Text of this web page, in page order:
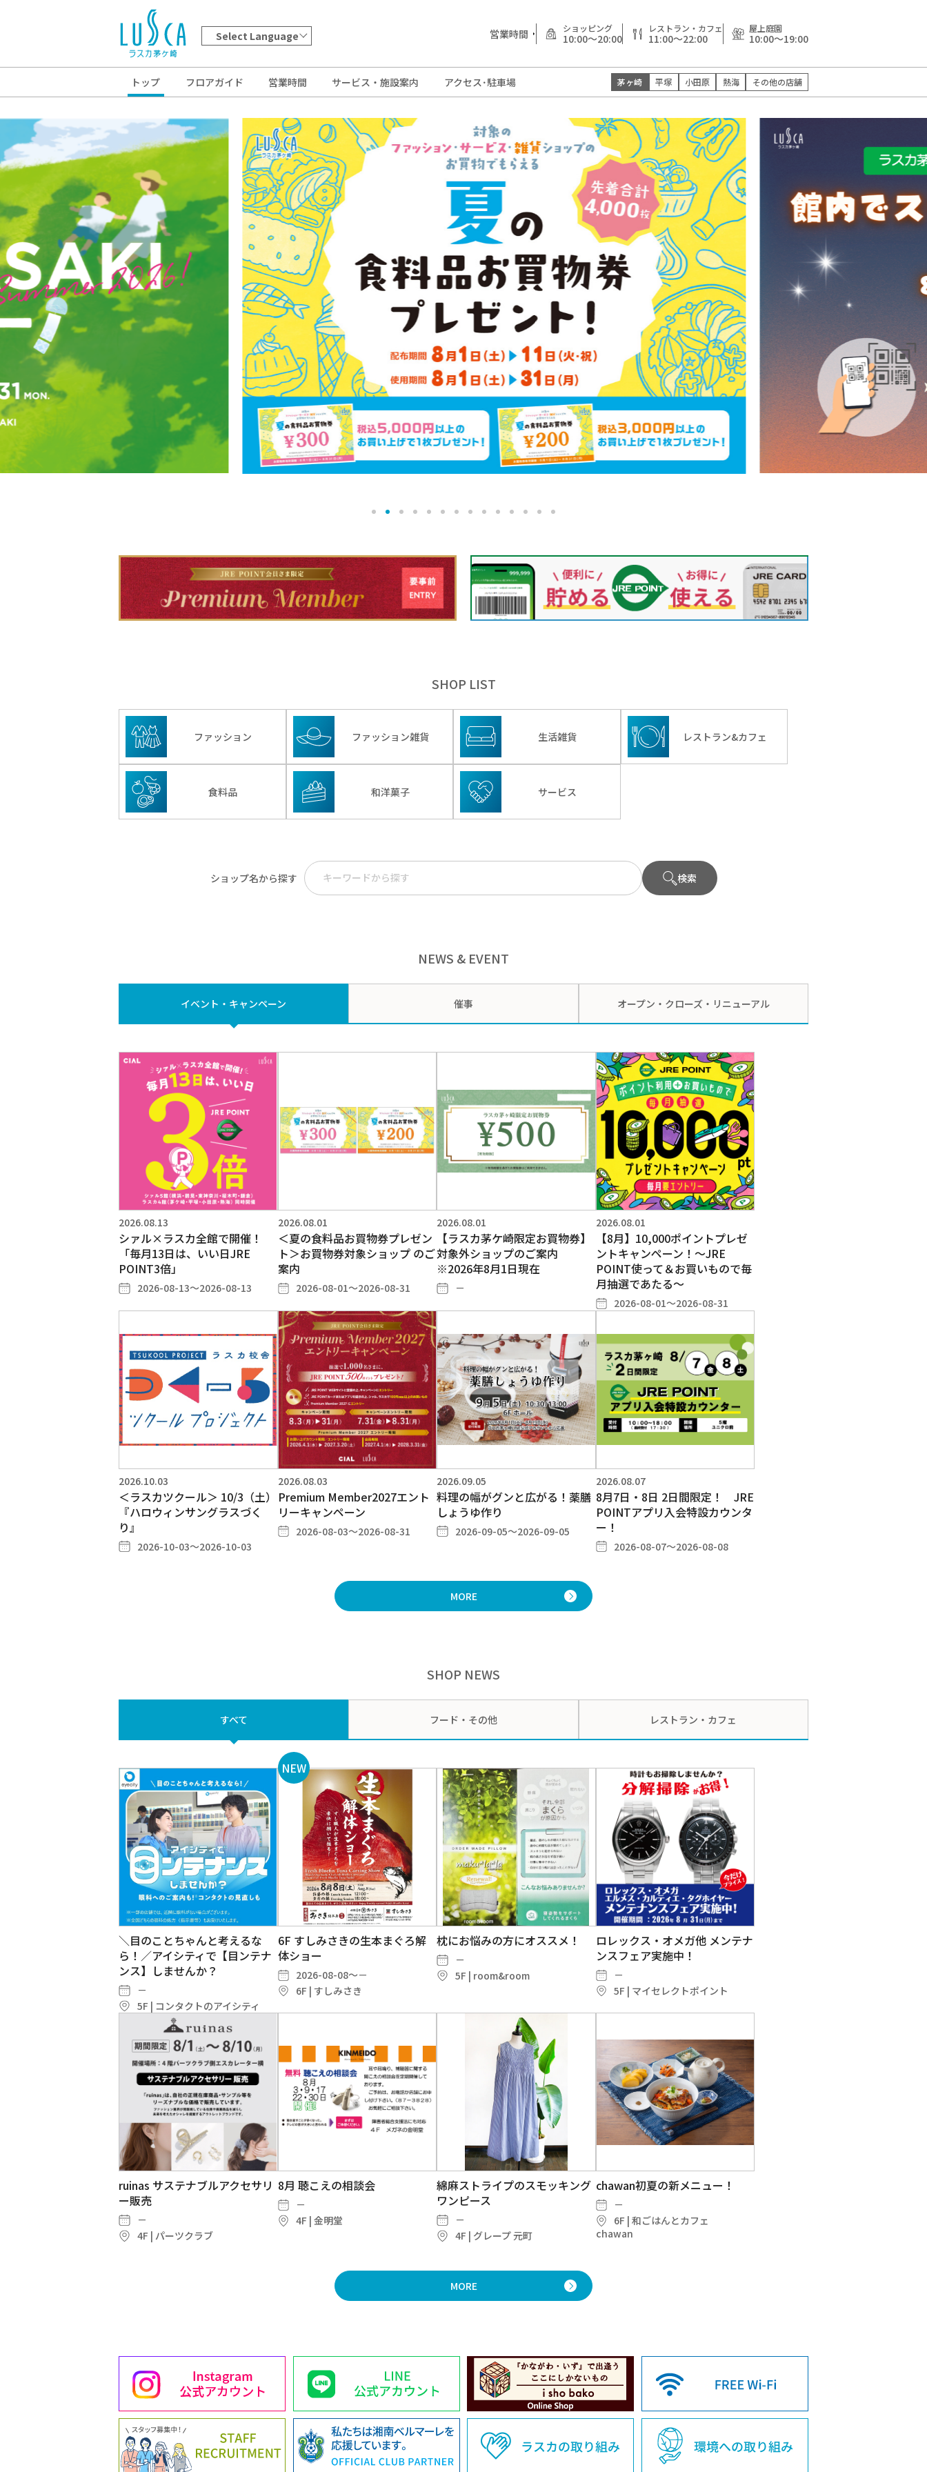
営業時間 ショッピング
10:00～20:00
レストラン・カフェ
11:00～22:00
屋上庭園
10:00～19:00
トップ フロアガイド 営業時間 サービス・施設案内 アクセス･駐車場 茅ヶ崎 平塚 小田原 熱海 その他の店舗
Select Language
SHOP LIST
ファッション ファッション雑貨 生活雑貨 レストラン&カフェ
食料品 和洋菓子 サービス
ショップ名から探す 検索
NEWS & EVENT
イベント・ キャンペーン 催事 オープン・クローズ・ リニューアル
2026.08.13
シァル×ラスカ全館で開催！
「毎月13日は、いい日JRE
POINT3倍」
2026-08-13～2026-08-13
2026.08.01
＜夏の食料品お買物券プレゼン
ト＞お買物券対象ショップ のご
案内
2026-08-01～2026-08-31
2026.08.01
【ラスカ茅ケ崎限定お買物券】
対象外ショップのご案内
※2026年8月1日現在
－
2026.08.01
【8月】10,000ポイントプレゼ
ントキャンペーン！～JRE
POINT使って＆お買いもので毎
月抽選であたる～
2026-08-01～2026-08-31
2026.10.03
＜ラスカツクール＞ 10/3（土）
『ハロウィンサングラスづく
り』
2026-10-03～2026-10-03
2026.08.03
Premium Member2027エント
リーキャンペーン
2026-08-03～2026-08-31
2026.09.05
料理の幅がグンと広がる！薬膳
しょうゆ作り
2026-09-05～2026-09-05
2026.08.07
8月7日・8日 2日間限定！ JRE
POINTアプリ入会特設カウンタ
ー！
2026-08-07～2026-08-08
【ウィークリースイーツ】出店 ＜期間限定SHOP＞『うみちか
テーブル』OPEN！
2026-08-05～2026-08-11
MORE
SHOP NEWS
すべて フード・その他 レストラン・カフェ
＼目のことちゃんと考えるな
ら！／アイシティで【目ンテナ
ンス】しませんか？
－
5F | コンタクトのアイシティ
6F すしみさきの生本まぐろ解
体ショー
2026-08-08～－
6F | すしみさき
枕にお悩みの方にオススメ！
－
5F | room&room
ロレックス・オメガ他 メンテナ
ンスフェア実施中！
－
5F | マイセレクトポイント
ruinas サステナブルアクセサリ
ー販売
－
4F | パーツクラブ
8月 聴こえの相談会
－
4F | 金明堂
綿麻ストライプのスモッキング
ワンピース
－
4F | グレープ 元町
chawan初夏の新メニュー！
－
6F | 和ごはんとカフェ
chawan
＼目のことちゃんと考えるな
ら！／アイシティで【目ンテナ
ンス】しませんか？
－
枕にお悩みの方にオススメ！
－
5F | room&room
ロレックス・オメガ他 メンテナ
ンスフェア実施中！
ruinas サステナブルアクセサリ
－
4F | パーツクラブ
6F すしみさきの生本まぐろ解
体ショー
2026-08-08～－
6F | すしみさき
chawan初夏の新メニュー！
－
6F | 和ごはんとカフェ
chawan
【新メニュー】お野菜たっぷり
＆ヘルシー！「旨辛焼き ビビン
バ & 選べる副菜…
持ち込みビアガーデンプラン
2026-07-01～2026-09-30
RF | BBQ★TERRACE
SUNNY TABLE
MORE